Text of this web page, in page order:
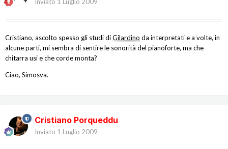
Inviato 1 Luglio 2009
Cristiano, ascolto spesso gli studi diGilardino da interpretati e a volte, in
alcune parti, mi sembra di sentire le sonorità del pianoforte, ma che
chitarra usi e che corde monta?
Ciao, Simosva.
Cristiano Porqueddu
Inviato 1 Luglio 2009